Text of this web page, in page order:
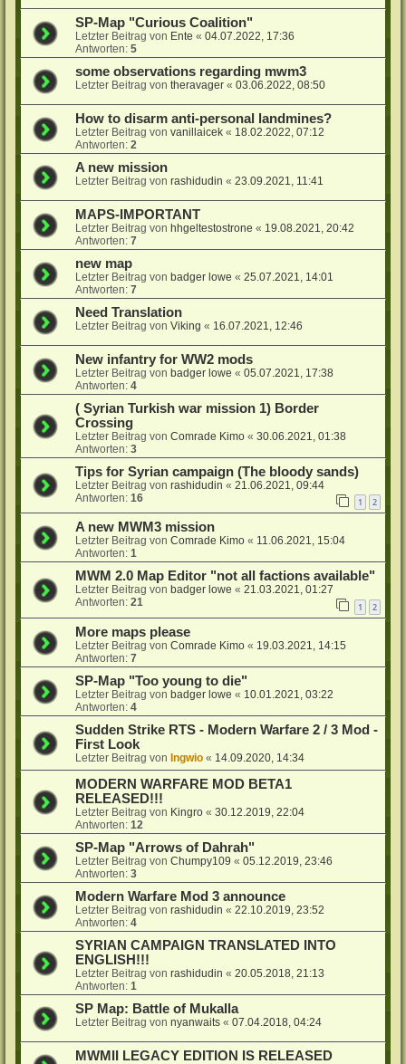
SP-Map "Curious Coalition"
Letzter Beitrag von Ente «04.07.2022, 17:36
Antworten:5
some observations regarding mwm3
Letzter Beitrag vontheravager «03.06.2022, 08:50
How to disarm anti-personal landmines?
Letzter Beitrag vonvanillaicek « 18.02.2022, 07:12
Antworten:2
A new mission
Letzter Beitrag vonrashidudin «23.09.2021, 11:41
MAPS-IMPORTANT
Letzter Beitrag vonhhgeltestostrone « 19.08.2021, 20:42
Antworten:7
new map
Letzter Beitrag vonbadger lowe «25.07.2021, 14:01
Antworten:7
Need Translation
Letzter Beitrag vonViking « 16.07.2021, 12:46
New infantry for WW2 mods
Letzter Beitrag vonbadger lowe «05.07.2021, 17:38
Antworten:4
( Syrian Turkish war mission 1) Border
Crossing
Letzter Beitrag vonComrade Kimo «30.06.2021, 01:38
Antworten:3
Tips for Syrian campaign (The bloody sands)
Letzter Beitrag vonrashidudin «21.06.2021, 09:44
Antworten:16 1 2
A new MWM3 mission
Letzter Beitrag vonComrade Kimo « 11.06.2021, 15:04
Antworten:1
MWM 2.0 Map Editor "not all factions available"
Letzter Beitrag von badger lowe «21.03.2021, 01:27
Antworten:21 1 2
More maps please
Letzter Beitrag vonComrade Kimo « 19.03.2021, 14:15
Antworten:7
SP-Map "Too young to die"
Letzter Beitrag von badger lowe « 10.01.2021, 03:22
Antworten:4
Sudden Strike RTS - Modern Warfare 2 / 3 Mod -
First Look
Letzter Beitrag von Ingwio « 14.09.2020, 14:34
MODERN WARFARE MOD BETA1
RELEASED!!!
Letzter Beitrag von Kingro «30.12.2019, 22:04
Antworten:12
SP-Map "Arrows of Dahrah"
Letzter Beitrag vonChumpy109 «05.12.2019, 23:46
Antworten:3
Modern Warfare Mod 3 announce
Letzter Beitrag vonrashidudin «22.10.2019, 23:52
Antworten:4
SYRIAN CAMPAIGN TRANSLATED INTO
ENGLISH!!!
Letzter Beitrag vonrashidudin «20.05.2018, 21:13
Antworten:1
SP Map: Battle of Mukalla
Letzter Beitrag vonnyanwaits «07.04.2018, 04:24
MWMII LEGACY EDITION IS RELEASED